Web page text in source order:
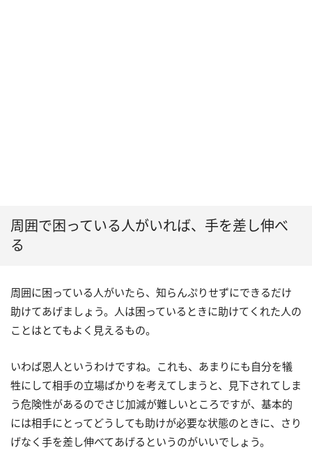
周囲で困っている人がいれば、手を差し伸べ
る
周囲に困っている人がいたら、知らんぷりせずにできるだけ
助けてあげましょう。人は困っているときに助けてくれた人の
ことはとてもよく見えるもの。
いわば恩人というわけですね。これも、あまりにも自分を犠
牲にして相手の立場ばかりを考えてしまうと、見下されてしま
う危険性があるのでさじ加減が難しいところですが、基本的
には相手にとってどうしても助けが必要な状態のときに、さり
げなく手を差し伸べてあげるというのがいいでしょう。